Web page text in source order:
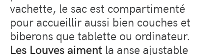
vachette, le sac est compartimenté
pour accueillir aussi bien couches et
biberons que tablette ou ordinateur.
Les Louves aiment la anse ajustable